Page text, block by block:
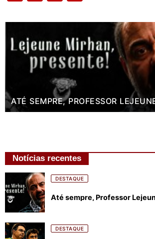
ATÉ SEMPRE, PROFESSOR
Notícias recentes
DESTAQUE
Até sempre, Professor
DESTAQUE